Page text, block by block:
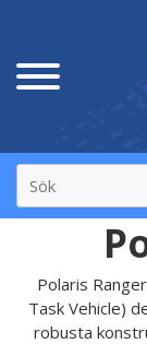
Polaris
Task Vehicle)
robusta